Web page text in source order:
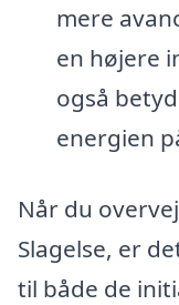
mere
en højere
også
energien
Når du
Slagelse, er
til både de